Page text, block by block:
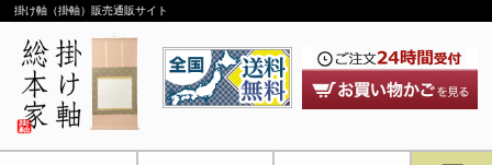
掛け軸（掛軸）販売通販サイト